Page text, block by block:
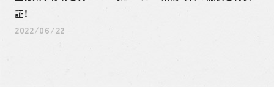
証！
2022/06/22